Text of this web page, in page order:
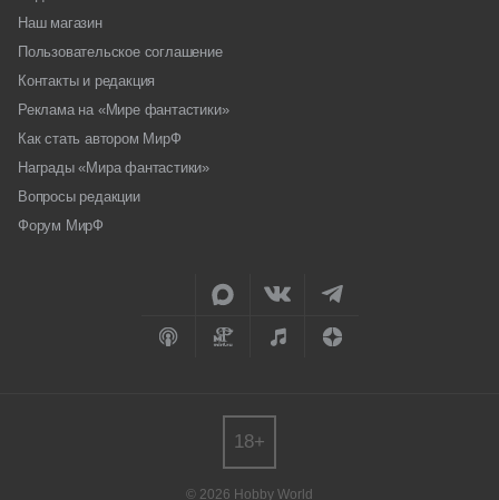
Наш магазин
Пользовательское соглашение
Контакты и редакция
Реклама на «Мире фантастики»
Как стать автором МирФ
Награды «Мира фантастики»
Вопросы редакции
Форум МирФ
© 2026 Hobby World
18+